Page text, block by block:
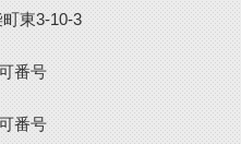
東3-10-3
番号
番号